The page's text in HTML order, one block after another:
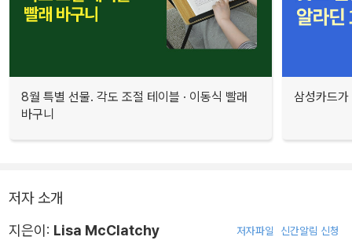
8월 특별 선물. 각도 조절 테이블 · 이동식 빨래
바구니
삼성카드
저자 소개
지은이: Lisa McClatchy 저자파일 신간알림 신청